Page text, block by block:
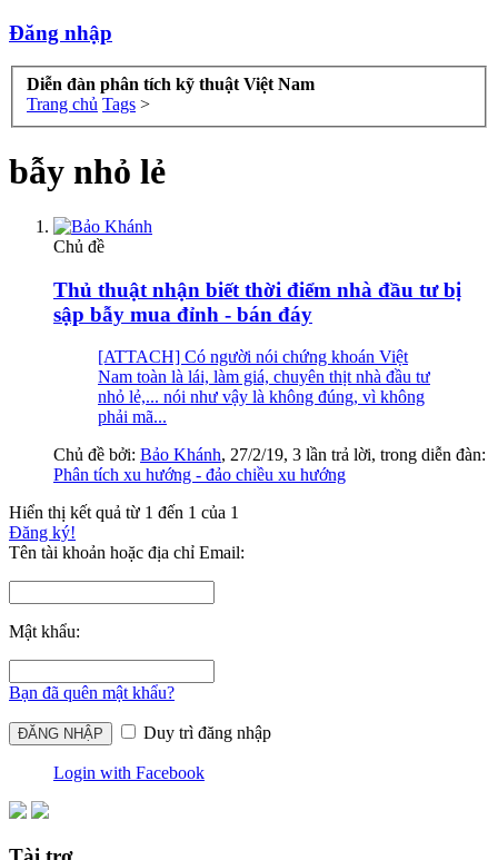
Đăng nhập
Diễn đàn phân tích kỹ thuật Việt Nam
Trang chủ Tags >
bẫy nhỏ lẻ
Chủ đề
Thủ thuật nhận biết thời điểm nhà đầu tư bị
sập bẫy mua đỉnh - bán đáy
[ATTACH] Có người nói chứng khoán Việt
Nam toàn là lái, làm giá, chuyên thịt nhà đầu tư
nhỏ lẻ,... nói như vậy là không đúng, vì không
phải mã...
Chủ đề bởi: Bảo Khánh, 27/2/19, 3 lần trả lời, trong diễn đàn:
Phân tích xu hướng - đảo chiều xu hướng
Hiển thị kết quả từ 1 đến 1 của 1
Đăng ký!
Tên tài khoản hoặc địa chỉ Email:
Mật khẩu:
Bạn đã quên mật khẩu?
Duy trì đăng nhập
Login with Facebook